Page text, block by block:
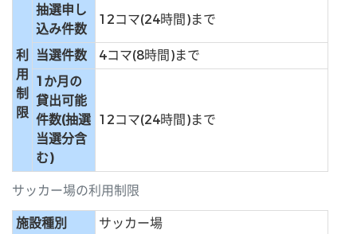
利
用
制
限
抽選申し
込み件数
12コマ(24時間)まで
当選件数
4コマ(8時間)まで
1か月の
貸出可能
件数(抽選
当選分含
む)
12コマ(24時間)まで
サッカー場の利用制限
施設種別
サッカー場